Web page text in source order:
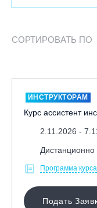
ЛЕКТОР
МЕСТО
СОРТИРОВАТЬ ПО
ИНСТРУКТОРАМ
Курс ассистент
2.11.2026 -
Дистанционно
Программа курса
Подать